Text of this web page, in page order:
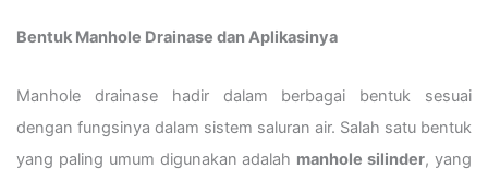
Bentuk Manhole Drainase dan Aplikasinya
Manhole drainase hadir dalam berbagai bentuk sesuai
dengan fungsinya dalam sistem saluran air. Salah satu bentuk
yang paling umum digunakan adalah manhole silinder, yang